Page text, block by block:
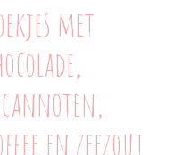
met
en zeezout